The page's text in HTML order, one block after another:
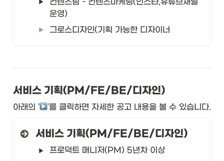
운영)
그로스디자인(기획 가능한 디자이너
서비스 기획(PM/FE/BE/디자인)
아래의 '
서비스 기획(PM/FE/BE/디자인)
프로덕트 매니저(PM) 5년차 이상